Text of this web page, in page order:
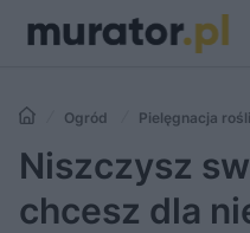
Ogród Pielęgnacja
chcesz dla niego jak najlepiej?
roślin w ogrodzie
Niszczysz
chcesz dla